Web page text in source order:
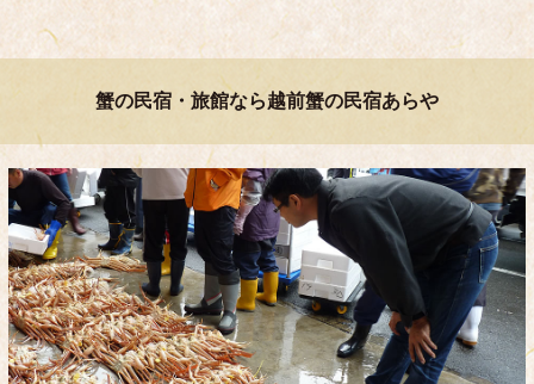
蟹の民宿・旅館なら越前蟹の民宿あらや